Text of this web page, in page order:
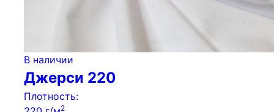
В наличии
Джерси 220
Плотность:
2